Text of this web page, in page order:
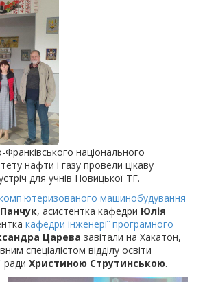
національного
нафти і газу провели цікаву
для учнів Новицької ТГ.
машинобудування
Панчук, асистентка кафедри Юлія
кафедри інженерії програмного
Царева завітали на Хакатон,
спеціалістом відділу освіти
ради Христиною Струтинською.